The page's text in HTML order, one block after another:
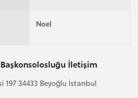
Noel
İletişim
197 34433 Beyoğlu İstanbul